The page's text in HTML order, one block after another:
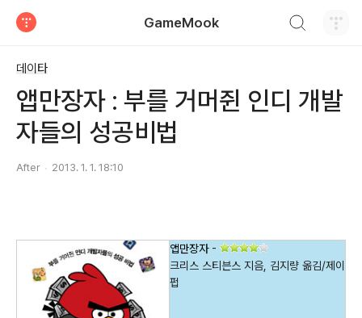
GameMook
데이타
앱만장자 : 부를 거머쥔 인디 개발
자들의 성공비법
After 2013. 1. 1. 18:10
앱만장자-
크리스 스티븐스 지음, 김지량 옮김/제이
펍